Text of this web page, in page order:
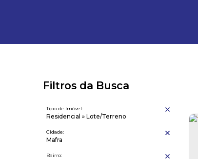
Filtros da Busca
Tipo de Imóvel:
Residencial » Lote/Terreno
Cidade:
Mafra
Bairro: